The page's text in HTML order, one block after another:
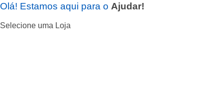
Olá! Estamos aqui para o Ajudar!
Selecione uma Loja